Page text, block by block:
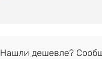
Нашли дешевле?